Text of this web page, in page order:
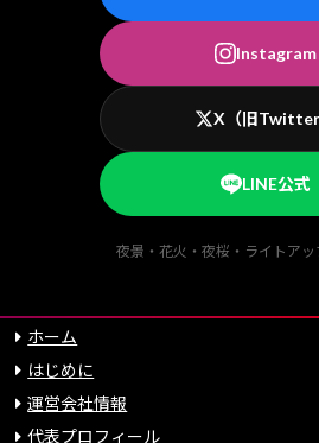
Instagram
X（旧Twitter
LINE公式
夜景・花火・夜桜・ライトア
ホーム
はじめに
運営会社情報
代表プロフィール